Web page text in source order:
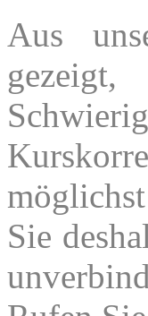
Aus
Sie